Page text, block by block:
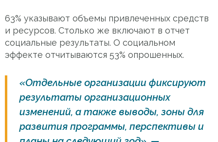
63% указывают объемы привлеченных средств
и ресурсов. Столько же включают в отчет
социальные результаты. О социальном
эффекте отчитываются 53% опрошенных.
«Отдельные организации фиксируют
результаты организационных
изменений, а также выводы, зоны для
развития программы, перспективы и